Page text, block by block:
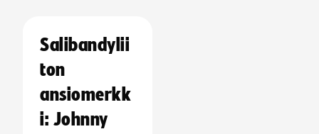
Salibandylii
ton
ansiomerkk
i: Johnny